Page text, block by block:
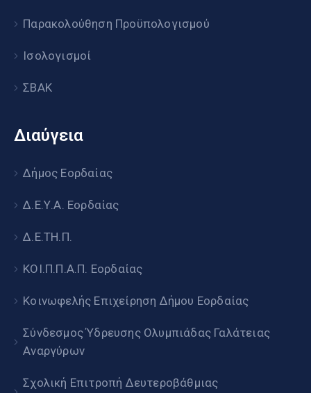
Παρακολούθηση Προϋπολογισμού
Ισολογισμοί
ΣΒΑΚ
Διαύγεια
Δήμος Εορδαίας
Δ.Ε.Υ.Α. Εορδαίας
Δ.Ε.ΤΗ.Π.
ΚΟΙ.Π.Π.Α.Π. Εορδαίας
Κοινωφελής Επιχείρηση Δήμου Εορδαίας
Σύνδεσμος Ύδρευσης Ολυμπιάδας Γαλάτειας
Αναργύρων
Σχολική Επιτροπή Δευτεροβάθμιας